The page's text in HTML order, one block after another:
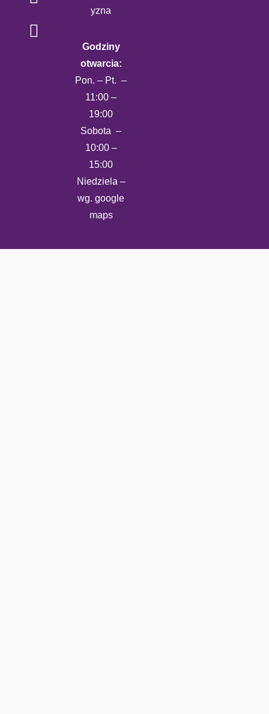
yzna
Godziny
otwarcia:
Pon. – Pt. –
11:00 –
19:00
Sobota –
10:00 –
15:00
Niedziela –
wg. google
maps